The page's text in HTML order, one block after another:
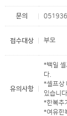
문의
접수대상 부모
유의사항
*백일 셀
다.
*셀프상
있습니다.
*한복추
*여유한